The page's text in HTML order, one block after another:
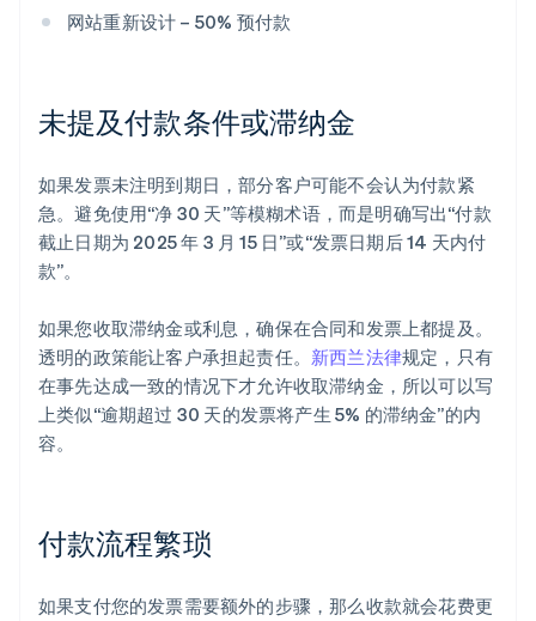
网站重新设计 – 50% 预付款
未提及付款条件或滞纳金
如果发票未注明到期日，部分客户可能不会认为付款紧
急。避免使用“净 30 天”等模糊术语，而是明确写出“付款
截止日期为 2025 年 3 月 15 日”或“发票日期后 14 天内付
款”。
如果您收取滞纳金或利息，确保在合同和发票上都提及。
透明的政策能让客户承担起责任。 新西兰法律规定，只有
在事先达成一致的情况下才允许收取滞纳金，所以可以写
上类似“逾期超过 30 天的发票将产生 5% 的滞纳金”的内
容。
付款流程繁琐
如果支付您的发票需要额外的步骤，那么收款就会花费更